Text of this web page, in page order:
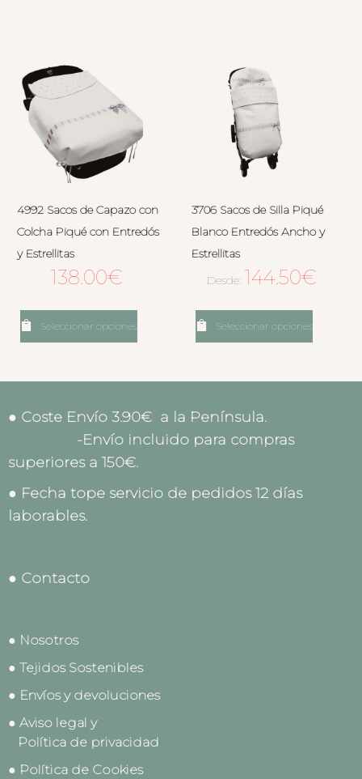
4992 Sacos de Capazo con
Colcha Piqué con Entredós
y Estrellitas
138.00€
Seleccionar opciones
3706 Sacos de Silla Piqué
Blanco Entredós Ancho y
Estrellitas
Desde: 144.50€
Seleccionar opciones
● Coste Envío 3.90€ a la Península.
-Envío incluido para compras
superiores a 150€.
● Fecha tope servicio de pedidos 12 días
laborables.
● Contacto
● Nosotros
● Tejidos Sostenibles
● Envíos y devoluciones
● Aviso legal y
Política de privacidad
● Política de Cookies